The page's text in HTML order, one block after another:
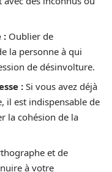
: Oublier de
la personne à qui
de désinvolture.
: Si vous avez déjà
il est indispensable de
la cohésion de la
et de
à votre